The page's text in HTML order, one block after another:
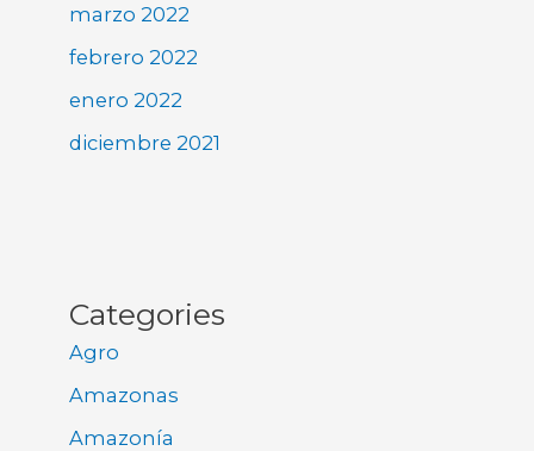
marzo 2022
febrero 2022
enero 2022
diciembre 2021
Categories
Agro
Amazonas
Amazonía